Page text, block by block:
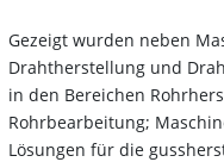
Gezeigt wurden neben
Drahtherstellung und
in den Bereichen
Rohrbearbeitung;
Lösungen für die